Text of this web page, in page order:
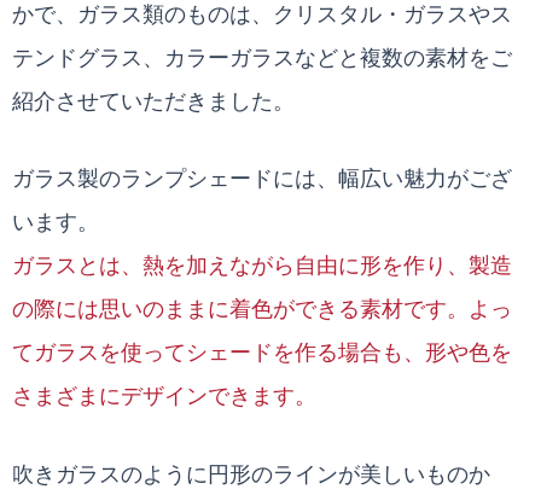
かで、ガラス類のものは、クリスタル・ガラスやス
テンドグラス、カラーガラスなどと複数の素材をご
紹介させていただきました。
ガラス製のランプシェードには、幅広い魅力がござ
います。
ガラスとは、熱を加えながら自由に形を作り、製造
の際には思いのままに着色ができる素材です。よっ
てガラスを使ってシェードを作る場合も、形や色を
さまざまにデザインできます。
吹きガラスのように円形のラインが美しいものか